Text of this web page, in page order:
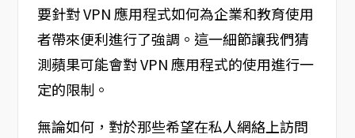
要針對 VPN 應用程式如何為企業和教育使用
者帶來便利進行了強調。這一細節讓我們猜
測蘋果可能會對 VPN 應用程式的使用進行一
定的限制。
無論如何，對於那些希望在私人網絡上訪問